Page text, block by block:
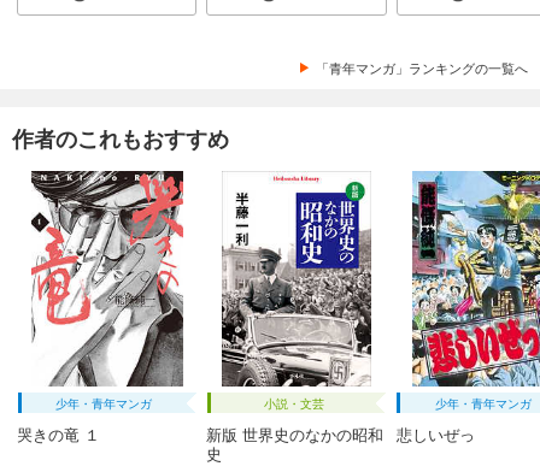
「青年マンガ」ランキングの一覧へ
作者のこれもおすすめ
少年・青年マンガ
哭きの竜 １
小説・文芸
新版 世界史のなかの昭和
史
少年・青年マンガ
悲しいぜっ